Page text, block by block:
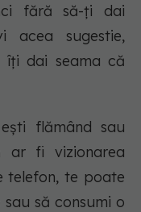
fără să-ți dai
acea sugestie,
îți dai seama că
flămând sau
ar fi vizionarea
telefon, te poate
să consumi o